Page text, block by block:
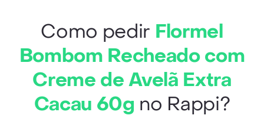
Como pedir Flormel
Bombom Recheado com
Creme de Avelã Extra
Cacau 60g no Rappi?